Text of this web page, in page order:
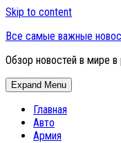
Skip to content
Все самые важные
Обзор новостей в мире
Expand Menu
Главная
Авто
Армия